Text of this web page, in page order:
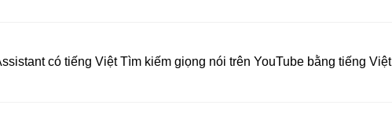
có tiếng Việt Tìm kiếm giọng nói trên YouTube bằng tiếng Việt